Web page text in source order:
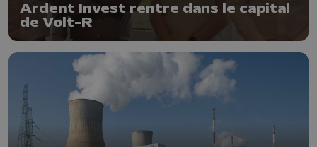
Ardent Invest rentre dans le capital
de Volt-R